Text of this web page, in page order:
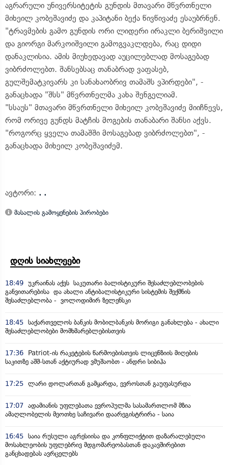
აგრარული უნივერსიტეტის გუნდის მთავარი მწვრთნელი
მიხეილ კობეშავიძე და კაპიტანი ბექა წივწივაძე ესაუბრნენ.
"ტრავმების გამო გუნდის ორი ლიდერი ირაკლი ბერიშვილი
და გიორგი მარკოიშვილი გამოგვაკლდება, რაც დიდი
დანაკლისია. ამის მიუხედავად აუცილებლად მოსაგებად
ვიბრძოლებთ. შანსებსაც თანაბრად ვაფასებ,
გულშემატკივარს კი სანახაობრივ თამაშს ვპირდები", -
განაცხადა "შსს" მწვრთნელმა კახა შენგელიამ.
"სსაუს" მთავარი მწვრთნელი მიხეილ კობეშავიძე მიიჩნევს,
რომ ორივე გუნდს მატჩის მოგების თანაბარი შანსი აქვს.
"როგორც ყველა თამაშში მოსაგებად ვიბრძოლებთ", -
განაცხადა მიხეილ კობეშავიძემ.
ავტორი: . .
მასალის გამოყენების პირობები
დღის სიახლეები
18:49 უკრაინას აქვს საკუთარი ბალისტიკური შესაძლებლობების
განვითარებისა და ახალი ანტიბალისტიკური სისტემის შექმნის
შესაძლებლობა - ვოლოდიმირ ზელენსკი
18:45 საქართველოს ბანკის მობილბანკის მორიგი განახლება - ახალი
შესაძლებლობები მომხმარებლებისთვის
17:36
Patriot-ის რაკეტების წარმოებისთვის ლიცენზიის მიღების
საკითზე აშშ-სთან აქტიურად ვმუშაობთ - ანდრი სიბიჰა
17:25 ლარი დოლართან გამყარდა, ევროსთან გაუფასურდა
17:07 ადამიანის უფლებათა ევროპულმა სასამართლომ მზია
ამაღლობელის მეოთხე საჩივარი დაარეგისტრირა - საია
16:45 საია რუსული აგრესიისა და კონფლიქტით დაზარალებული
მოსახლეობის უფლებრივ მდგომარეობასთან დაკავშირებით
განცხადებას ავრცელებს